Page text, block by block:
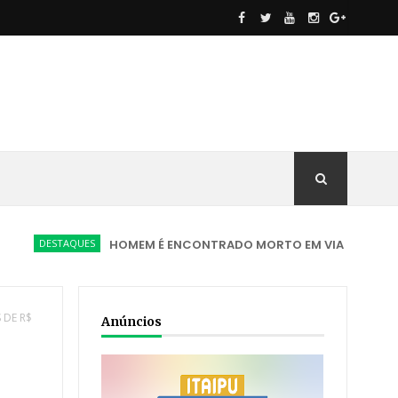
HOMEM É ENCONTRADO MORTO EM VIA PÚBLICA COM
R$ Anúncios